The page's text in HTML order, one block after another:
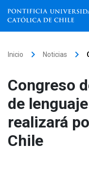
Facultades, escuelas e
institutos
Investigación
Inicio keyboard_arrow_right Noticias keyboard_arrow_right
Congreso
de
realizará
Chile